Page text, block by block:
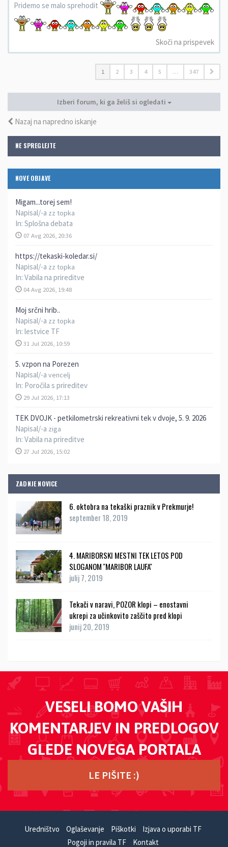
NE SPREGLEJTE
NOVE OBJAVE
Migam...torej sem!
Napisal/-a zz topka
In: Splošna debata
07 Avg 2026, 20:36
https://tekaski-koledar.si/
Napisal/-a zz topka
In: Vabila na prireditve
04 Avg 2026, 19:48
Moj srčni hrib..
Napisal/-a zz topka
In: lestvice TF
31 Jul 2026, 10:59
5. vzpon na Porezen
Napisal/-a vencelj
In: Poročila s prireditev
29 Jul 2026, 17:13
TEK DVOJK - petkilometrski rekreativni tek v dvoje, 5. 9. 2026
Napisal/-a ziga
In: Vabila na prireditve
27 Jul 2026, 15:02
ZADNJE NOVICE
6. oktobra na tekaški praznik v Prekmurje!
september 18, 2019
4. MARIBORSKI MESTNI TEK LETOS POD
SLOGANOM ''MARIBOR LAUFA''
julij 7, 2019
Tekači v naravi, POZOR klopi – enostavni
ukrepi za učinkovito zaščito pred klopi
junij 20, 2019
Pridemo se malo sprehodit
Skoči na prispevek
1 2 3 4 5 … 347
Izberi forum, ki ga želiš si ogledati
Nazaj na napredno iskanje
VESELI BOMO VAŠIH
KOMENTARJEV IN PREDLOGOV
GLEDE NOVEGA PORTALA
LE PIŠITE :)
Uredništvo Oglaševanje Piškotki
Izjava o uporabi TF
Pogoji in pravila TF
Kontakt